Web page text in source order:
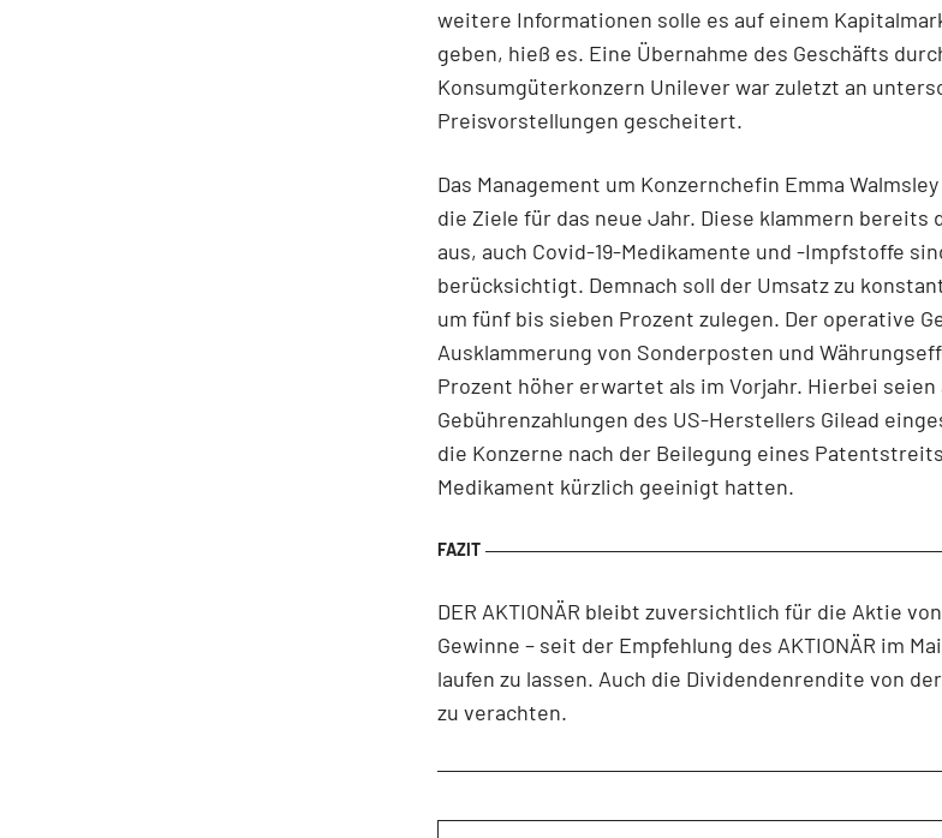
weitere Informationen solle es auf einem
geben, hieß es. Eine Übernahme des Geschäfts
Konsumgüterkonzern Unilever war zuletzt an
Preisvorstellungen gescheitert.
Das Management um Konzernchefin Emma
die Ziele für das neue Jahr. Diese klammern bereits
aus, auch Covid-19-Medikamente und -Impfstoffe
berücksichtigt. Demnach soll der Umsatz zu
um fünf bis sieben Prozent zulegen. Der operative
Ausklammerung von Sonderposten und
Prozent höher erwartet als im Vorjahr. Hierbei
Gebührenzahlungen des US-Herstellers Gilead
die Konzerne nach der Beilegung eines
Medikament kürzlich geeinigt hatten.
DER AKTIONÄR bleibt zuversichtlich für die Aktie
Gewinne – seit der Empfehlung des AKTIONÄR im
laufen zu lassen. Auch die Dividendenrendite von
zu verachten.